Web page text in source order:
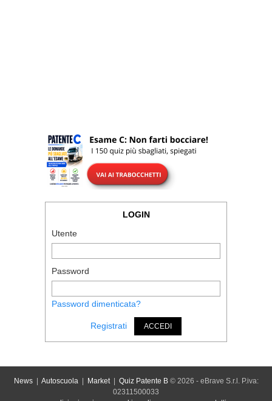
LOGIN
Utente
Password
Password dimenticata?
Registrati ACCEDI
News| Autoscuola| Market| Quiz Patente B© 2026 - eBrave S.r.l. P.iva:
02311500033